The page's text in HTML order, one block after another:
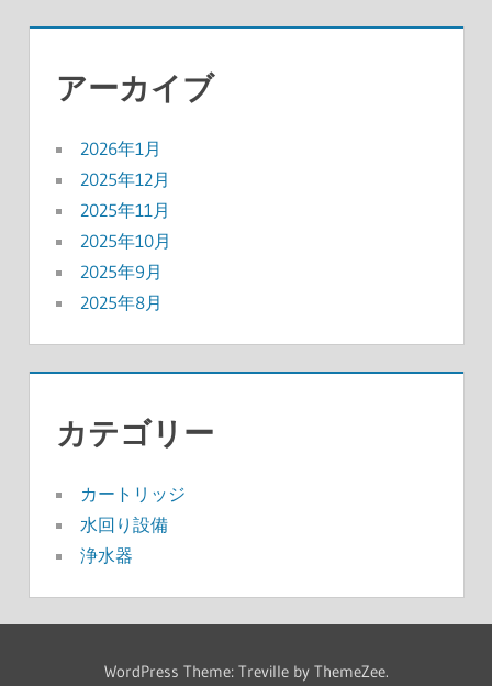
アーカイブ
2026年1月
2025年12月
2025年11月
2025年10月
2025年9月
2025年8月
カテゴリー
カートリッジ
水回り設備
浄水器
WordPress Theme: Treville by ThemeZee.